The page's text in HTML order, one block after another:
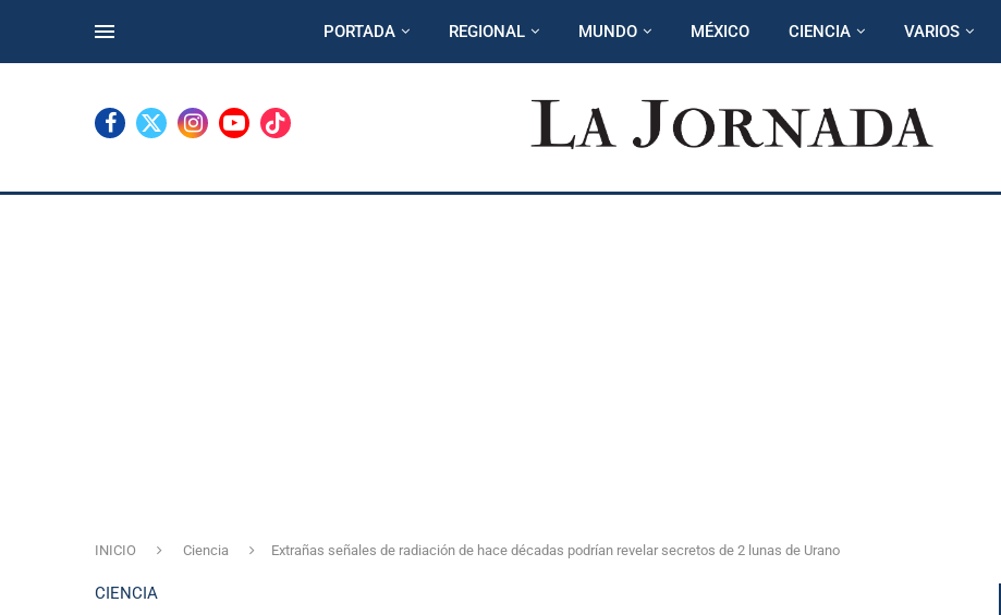
PORTADA REGIONAL MUNDO MÉXICO CIENCIA VARIOS
INICIO Ciencia Extrañas señales de radiación de hace décadas podrían revelar secretos de 2 lunas de Urano
CIENCIA